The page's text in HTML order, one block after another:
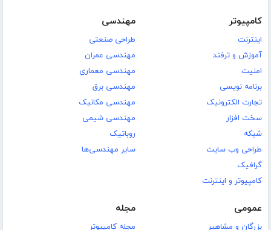
کامپیوتر
اینترنت
آموزش و ترفند
امنیت
برنامه نویسی
تجارت الکترونیک
سخت افزار
شبکه
طراحی وب سایت
گرافیک
کامپیوتر و اینترنت
مهندسی
طراحی صنعتی
مهندسی عمران
مهندسی معماری
مهندسی برق
مهندسی مکانیک
مهندسی شیمی
روباتیک
سایر مهندسی‌ها
عمومی
بزرگان و مشاهیر
مجله
مجله کامپیوتر